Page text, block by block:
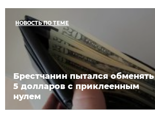
НОВОСТЬ ПО ТЕМЕ
Брестчанин пытался обменять
5 долларов с приклеенным
нулем